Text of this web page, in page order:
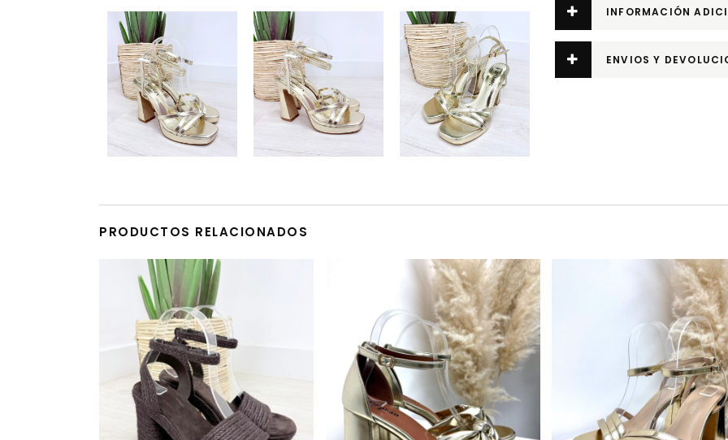
INFORMACIÓN
ENVIOS Y
PRODUCTOS RELACIONADOS
Este producto tiene múltiples variantes. Las opciones se pueden elegir en la página de producto